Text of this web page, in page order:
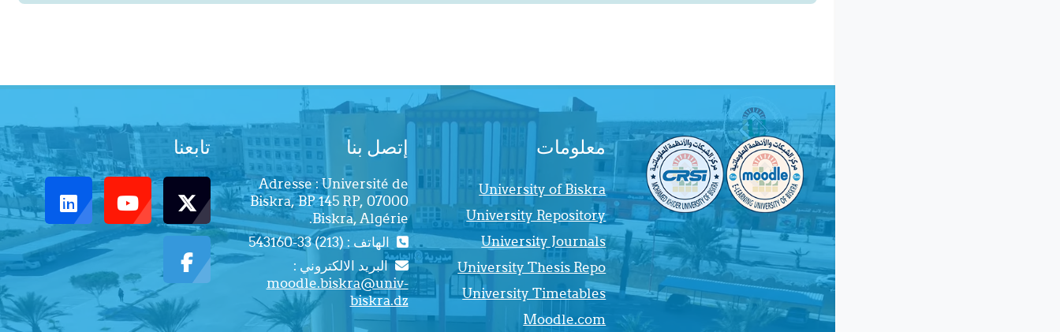
معلومات
University of Biskra
University Repository
University Journals
University Thesis Repo
University Timetables
Moodle.com
إتصل بنا
Adresse : Université de
Biskra, BP 145 RP, 07000
Biskra, Algérie.
الهاتف : (213) 33-543160
البريد الالكتروني :
moodle.biskra@univ-
biskra.dz
تابعنا